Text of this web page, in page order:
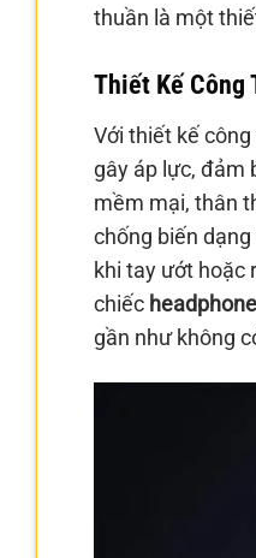
thuần là một
Thiết Kế Công
Với thiết kế
gây áp lực, đảm
mềm mại, thân
chống biến
khi tay ướt hoặc
chiếc
gần như không